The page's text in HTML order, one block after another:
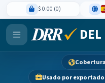
$ 0.00 (0)
Usado por